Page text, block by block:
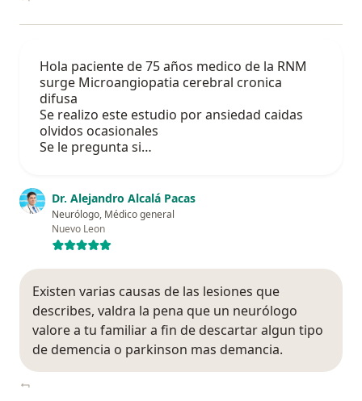
Hola paciente de 75 años medico de la RNM
surge Microangiopatia cerebral cronica
difusa
Se realizo este estudio por ansiedad caidas
olvidos ocasionales
Se le pregunta si…
Dr. Alejandro Alcalá Pacas
Neurólogo, Médico general
Nuevo Leon
Existen varias causas de las lesiones que
describes, valdra la pena que un neurólogo
valore a tu familiar a fin de descartar algun tipo
de demencia o parkinson mas demancia.